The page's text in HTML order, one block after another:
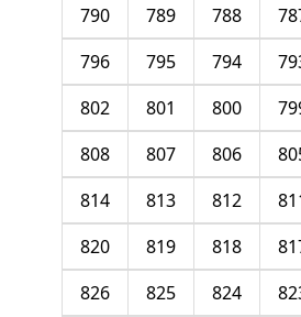
788
789
790
794
795
796
800
801
802
806
807
808
812
813
814
818
819
820
824
825
826